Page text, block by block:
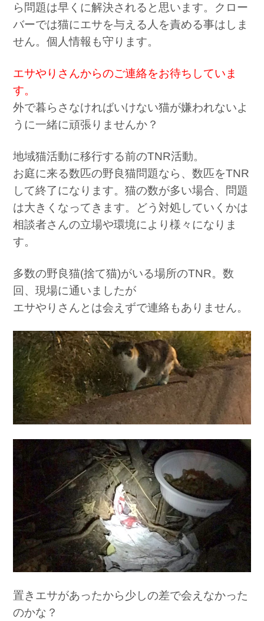
ら問題は早くに解決されると思います。クロー
バーでは猫にエサを与える人を責める事はしま
せん。個人情報も守ります。
エサやりさんからのご連絡をお待ちしていま
す。
外で暮らさなければいけない猫が嫌われないよ
うに一緒に頑張りませんか？
地域猫活動に移行する前のTNR活動。
お庭に来る数匹の野良猫問題なら、数匹をTNR
して終了になります。猫の数が多い場合、問題
は大きくなってきます。どう対処していくかは
相談者さんの立場や環境により様々になりま
す。
多数の野良猫(捨て猫)がいる場所のTNR。数
回、現場に通いましたが
エサやりさんとは会えずで連絡もありません。
置きエサがあったから少しの差で会えなかった
のかな？